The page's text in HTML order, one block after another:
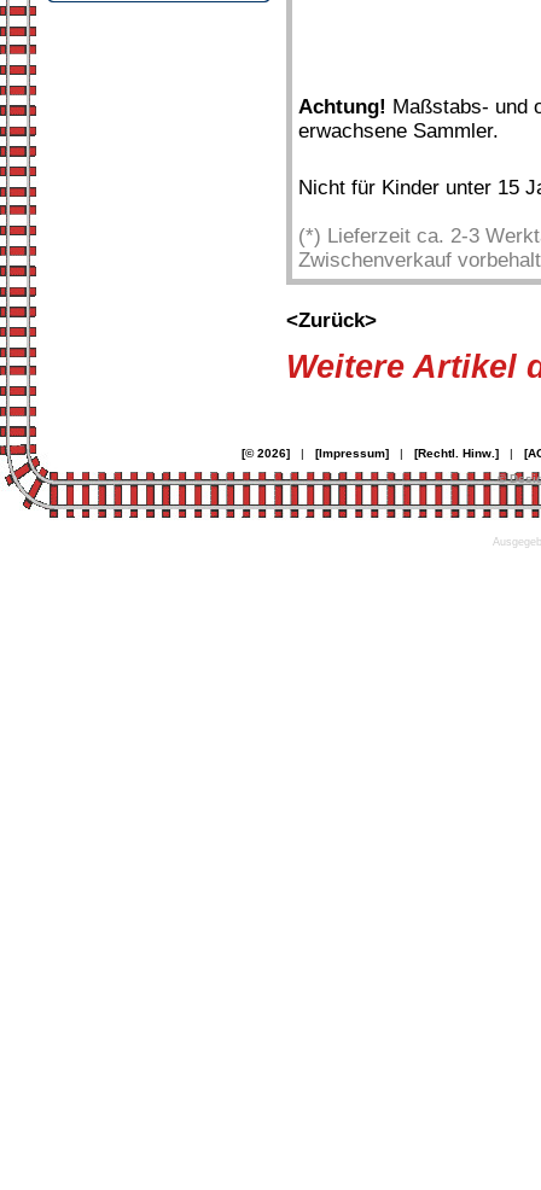
Achtung! Maßstabs- und
erwachsene Sammler.
Nicht für Kinder unter 15
(*) Lieferzeit ca. 2-3
Zwischenverkauf
<Zurück>
Weitere Artikel
[© 2026]| [Impressum]| [Rechtl. Hinw.]|
©